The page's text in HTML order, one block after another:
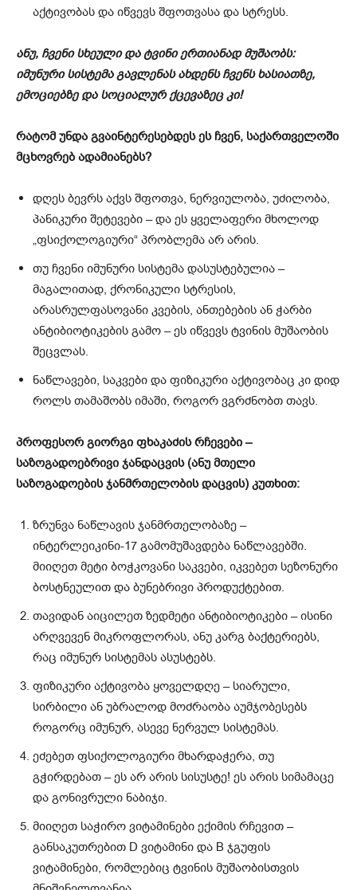
აქტივობას და იწვევს შფოთვასა და სტრესს.
ანუ, ჩვენი სხეული და ტვინი ერთიანად მუშაობს:
იმუნური სისტემა გავლენას ახდენს ჩვენს ხასიათზე,
ემოციებზე და სოციალურ ქცევაზეც კი!
რატომ უნდა გვაინტერესებდეს ეს ჩვენ, საქართველოში
მცხოვრებ ადამიანებს?
დღეს ბევრს აქვს შფოთვა, ნერვიულობა, უძილობა,
პანიკური შეტევები – და ეს ყველაფერი მხოლოდ
„ფსიქოლოგიური“ პრობლემა არ არის.
თუ ჩვენი იმუნური სისტემა დასუსტებულია –
მაგალითად, ქრონიკული სტრესის,
არასრულფასოვანი კვების, ანთებების ან ჭარბი
ანტიბიოტიკების გამო – ეს იწვევს ტვინის მუშაობის
შეცვლას.
ნაწლავები, საკვები და ფიზიკური აქტივობაც კი დიდ
როლს თამაშობს იმაში, როგორ ვგრძნობთ თავს.
პროფესორ გიორგი ფხაკაძის რჩევები –
საზოგადოებრივი ჯანდაცვის (ანუ მთელი
საზოგადოების ჯანმრთელობის დაცვის) კუთხით:
ზრუნვა ნაწლავის ჯანმრთელობაზე –
ინტერლეიკინი-17 გამომუშავდება ნაწლავებში.
მიიღეთ მეტი ბოჭკოვანი საკვები, იკვებეთ სეზონური
ბოსტნეულით და ბუნებრივი პროდუქტებით.
თავიდან აიცილეთ ზედმეტი ანტიბიოტიკები – ისინი
არღვევენ მიკროფლორას, ანუ კარგ ბაქტერიებს,
რაც იმუნურ სისტემას ასუსტებს.
ფიზიკური აქტივობა ყოველდღე – სიარული,
სირბილი ან უბრალოდ მოძრაობა აუმჯობესებს
როგორც იმუნურ, ასევე ნერვულ სისტემას.
ეძებეთ ფსიქოლოგიური მხარდაჭერა, თუ
გჭირდებათ – ეს არ არის სისუსტე! ეს არის სიმამაცე
და გონივრული ნაბიჯი.
მიიღეთ საჭირო ვიტამინები ექიმის რჩევით –
განსაკუთრებით D ვიტამინი და B ჯგუფის
ვიტამინები, რომლებიც ტვინის მუშაობისთვის